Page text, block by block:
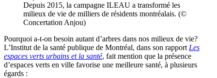
Depuis 2015, la campagne ILEAU a transformé les
milieux de vie de milliers de résidents montréalais. (©
Concertation Anjou)
Pourquoi a-t-on besoin autant d’arbres dans nos milieux de vie?
L’Institut de la santé publique de Montréal, dans son rapport Les
espaces verts urbains et la santé, fait mention que la présence
d’espaces verts en ville favorise une meilleure santé, à plusieurs
égards :